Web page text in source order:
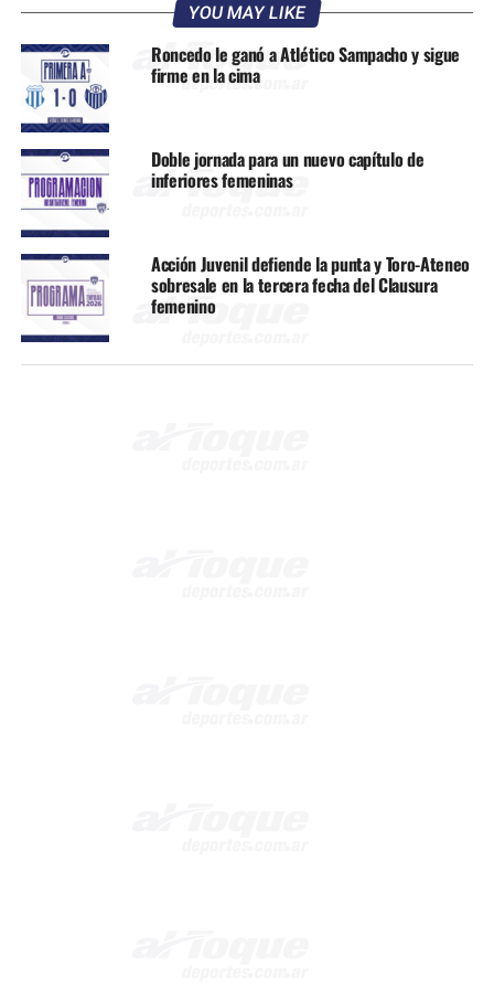
YOU MAY LIKE
Roncedo le ganó a Atlético Sampacho y sigue
firme en la cima
Doble jornada para un nuevo capítulo de
inferiores femeninas
Acción Juvenil defiende la punta y Toro-Ateneo
sobresale en la tercera fecha del Clausura
femenino